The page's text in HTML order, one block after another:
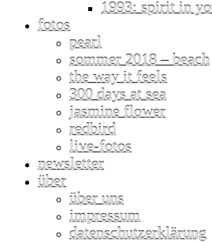
1993: spirit in
fotos
pearl
sommer 2018 – beach
the way it feels
300 days at sea
jasmine flower
redbird
live-fotos
newsletter
über
über uns
impressum
datenschutzerklärung